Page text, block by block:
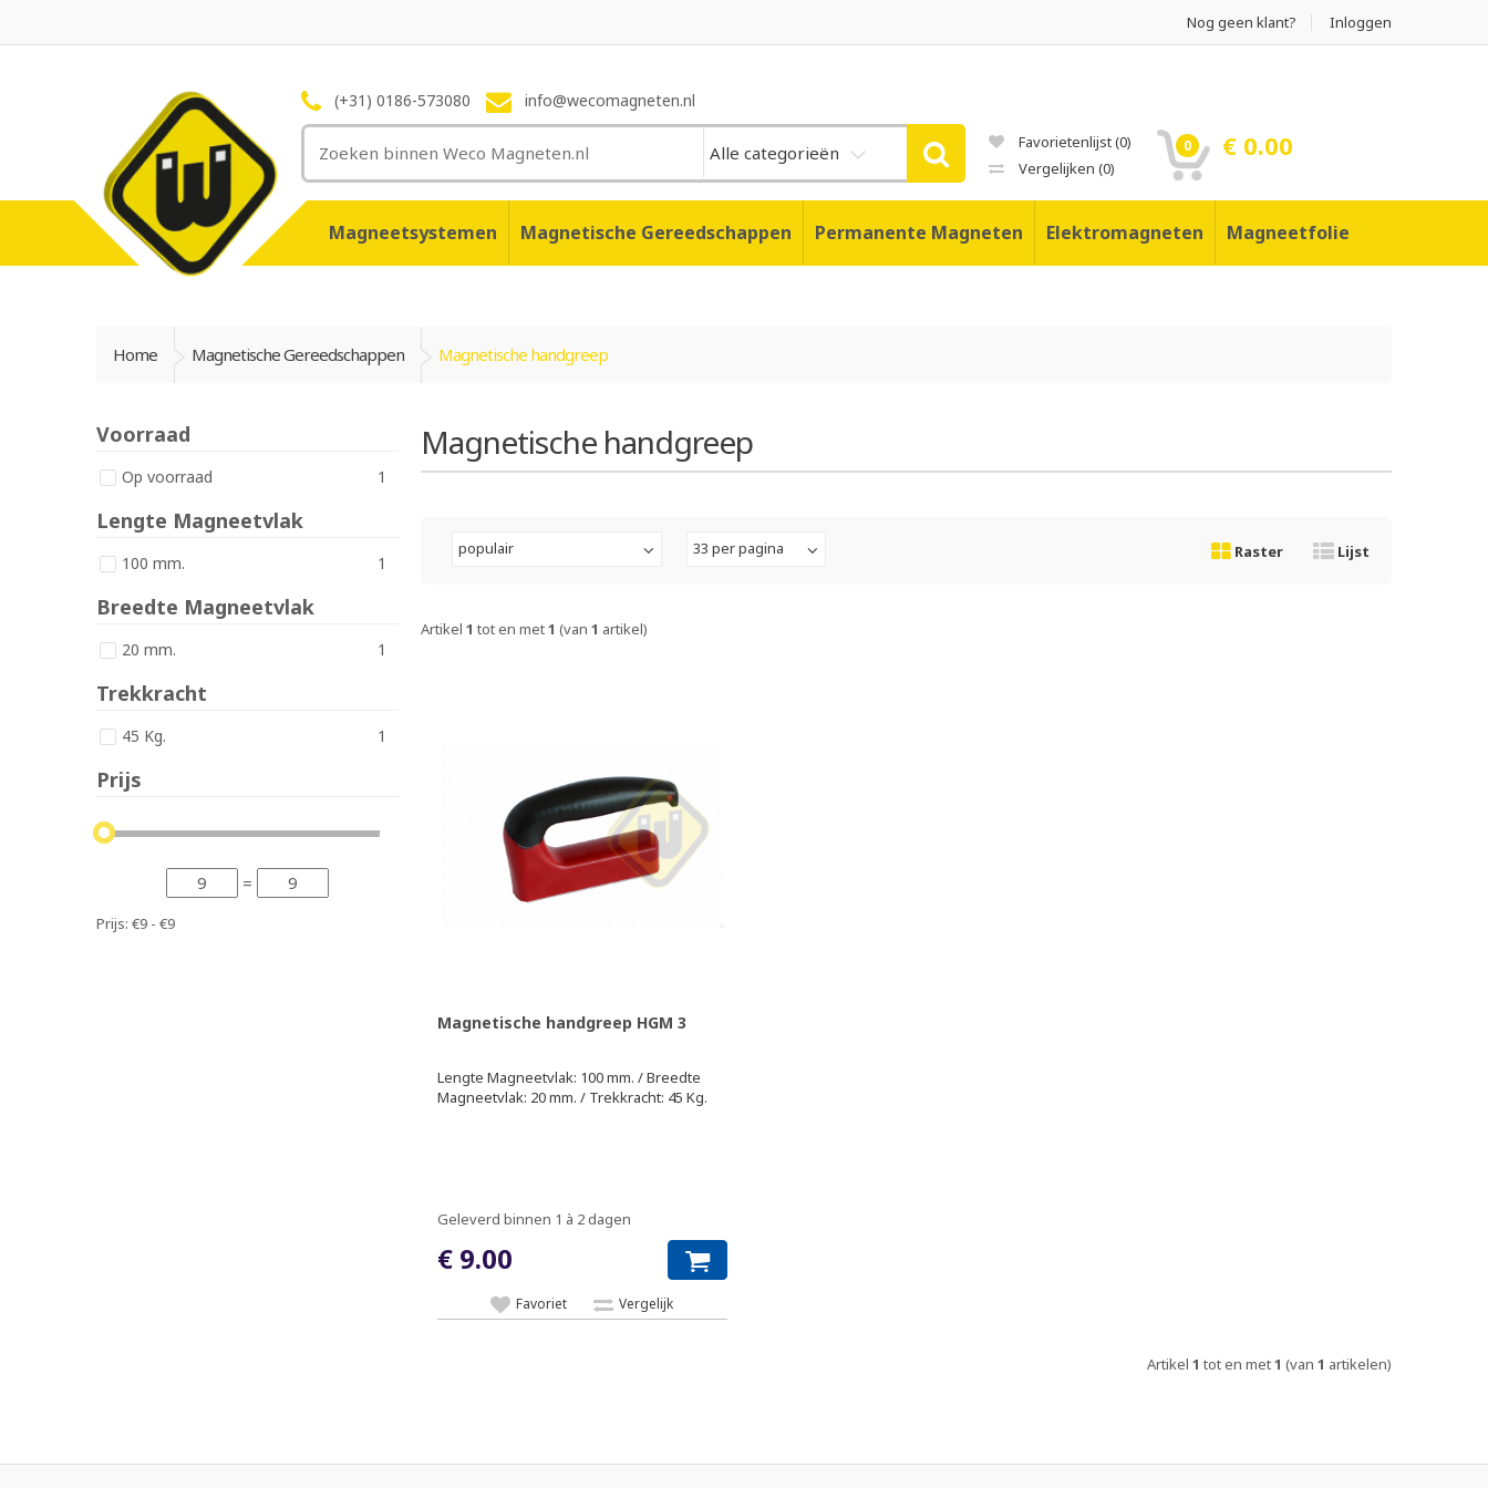
Nog geen klant? Inloggen
(+31) 0186-573080 info@wecomagneten.nl
Alle categorieën Favorietenlijst(0)
Vergelijken (0)
0 € 0.00
Magneetsystemen Magnetische Gereedschappen Permanente Magneten Elektromagneten Magneetfolie
Home Magnetische Gereedschappen Magnetische handgreep
Voorraad
Op voorraad 1
Lengte Magneetvlak
100 mm. 1
Breedte Magneetvlak
20 mm. 1
Trekkracht
45 Kg. 1
Prijs
=
Prijs: €9 - €9
Magnetische handgreep
populair 33 per pagina Raster Lijst
Artikel 1 tot en met1 (van 1 artikel)
Magnetische handgreep HGM 3
Lengte Magneetvlak: 100 mm. / Breedte
Magneetvlak: 20 mm. / Trekkracht: 45 Kg.
Geleverd binnen 1 à 2 dagen
€ 9.00
Favoriet Vergelijk
Artikel 1 tot en met1 (van 1 artikelen)